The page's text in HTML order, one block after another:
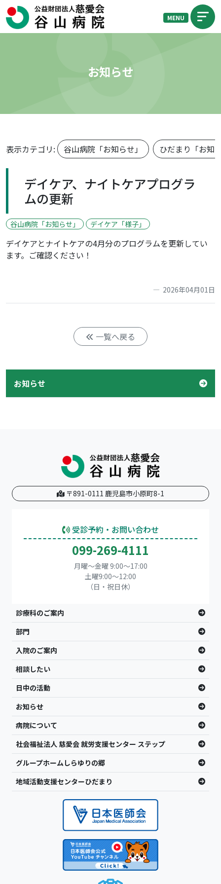
MENU
お知らせ
表示カテゴリ: 谷山病院「お知らせ」 ひだまり「お知
デイケア、ナイトケアプログラ
ムの更新
谷山病院「お知らせ」 デイケア「様子」
デイケアとナイトケアの4月分のプログラムを更新してい
ます。ご確認ください！
2026年04月01日
一覧へ戻る
お知らせ
〒891-0111 鹿児島市小原町8-1
受診予約・お問い合わせ
099-269-4111
月曜～金曜 9:00～17:00
土曜9:00〜12:00
（日・祝日休）
診療科のご案内
部門
入院のご案内
相談したい
日中の活動
お知らせ
病院について
社会福祉法人 慈愛会 就労支援センター ステップ
グループホームしらゆりの郷
地域活動支援センターひだまり